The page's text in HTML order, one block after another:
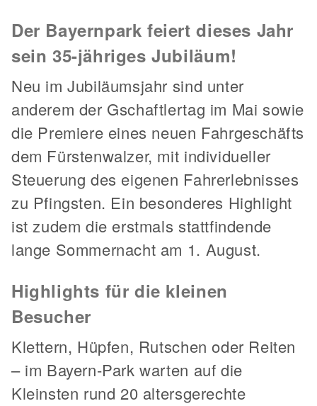
Der Bayernpark feiert dieses Jahr
sein 35-jähriges Jubiläum!
Neu im Jubiläumsjahr sind unter
anderem der Gschaftlertag im Mai sowie
die Premiere eines neuen Fahrgeschäfts
dem Fürstenwalzer, mit individueller
Steuerung des eigenen Fahrerlebnisses
zu Pfingsten. Ein besonderes Highlight
ist zudem die erstmals stattfindende
lange Sommernacht am 1. August.
Highlights für die kleinen
Besucher
Klettern, Hüpfen, Rutschen oder Reiten
– im Bayern-Park warten auf die
Kleinsten rund 20 altersgerechte